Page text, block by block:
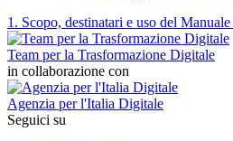
1. Scopo, destinatari e uso del
Team per la Trasformazione Digitale
in collaborazione con
Agenzia per l'Italia Digitale
Seguici su